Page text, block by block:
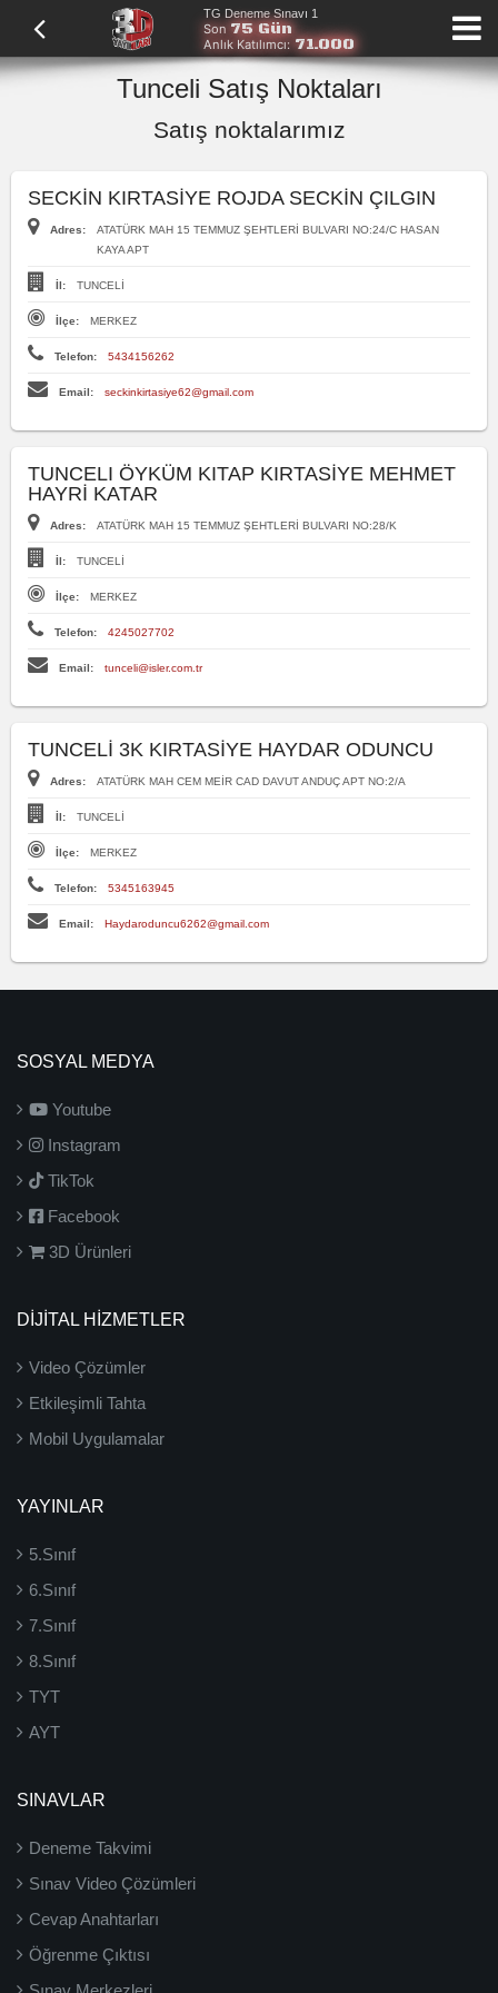
TG Deneme Sınavı 1
Son 75 Gün
Anlık Katılımcı:71.000
Tunceli Satış Noktaları
Satış noktalarımız
SECKİN KIRTASİYE ROJDA SECKİN ÇILGIN
Adres:
ATATÜRK MAH 15 TEMMUZ ŞEHTLERİ BULVARI NO:24/C HASAN
KAYA APT
İl: TUNCELİ
İlçe: MERKEZ
Telefon: 5434156262
Email: seckinkirtasiye62@gmail.com
TUNCELI ÖYKÜM KITAP KIRTASİYE MEHMET
HAYRİ KATAR
Adres: ATATÜRK MAH 15 TEMMUZ ŞEHTLERİ BULVARI NO:28/K
İl: TUNCELİ
İlçe: MERKEZ
Telefon: 4245027702
Email: tunceli@isler.com.tr
TUNCELİ 3K KIRTASİYE HAYDAR ODUNCU
Adres: ATATÜRK MAH CEM MEİR CAD DAVUT ANDUÇ APT NO:2/A
İl: TUNCELİ
İlçe: MERKEZ
Telefon: 5345163945
Email: Haydaroduncu6262@gmail.com
SOSYAL MEDYA
Youtube
Instagram
TikTok
Facebook
3D Ürünleri
DİJİTAL HİZMETLER
Video Çözümler
Etkileşimli Tahta
Mobil Uygulamalar
YAYINLAR
5.Sınıf
6.Sınıf
7.Sınıf
8.Sınıf
TYT
AYT
SINAVLAR
Deneme Takvimi
Sınav Video Çözümleri
Cevap Anahtarları
Öğrenme Çıktısı